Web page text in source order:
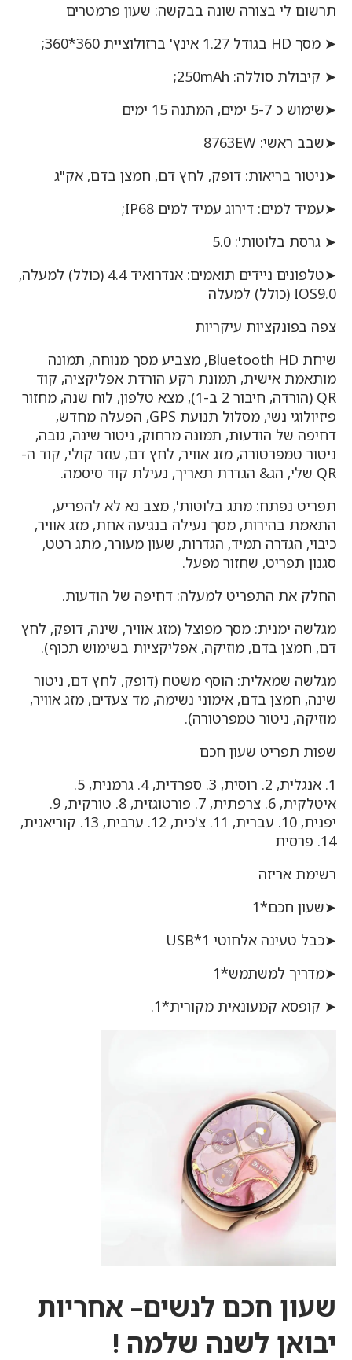
תרשום לי בצורה שונה בבקשה: שעון פרמטרים
➤ מסך HD בגודל 1.27 אינץ' ברזולוציית 360*360;
➤ קיבולת סוללה: 250mAh;
➤שימוש כ 5-7 ימים, המתנה 15 ימים
➤שבב ראשי: 8763EW
➤ניטור בריאות: דופק, לחץ דם, חמצן בדם, אק"ג
➤עמיד למים: דירוג עמיד למים IP68;
➤ גרסת בלוטות': 5.0
➤טלפונים ניידים תואמים: אנדרואיד 4.4 (כולל) למעלה,
IOS9.0 (כולל) למעלה
צפה בפונקציות עיקריות
שיחת Bluetooth HD, מצביע מסך מנוחה, תמונה
מותאמת אישית, תמונת רקע הורדת אפליקציה, קוד
QR (הורדה, חיבור 2 ב-1), מצא טלפון, לוח שנה, מחזור
פיזיולוגי נשי, מסלול תנועת GPS, הפעלה מחדש,
דחיפה של הודעות, תמונה מרחוק, ניטור שינה, גובה,
ניטור טמפרטורה, מזג אוויר, לחץ דם, עוזר קולי, קוד ה-
QR שלי, הג& הגדרת תאריך, נעילת קוד סיסמה.
תפריט נפתח: מתג בלוטות', מצב נא לא להפריע,
התאמת בהירות, מסך נעילה בנגיעה אחת, מזג אוויר,
כיבוי, הגדרה תמיד, הגדרות, שעון מעורר, מתג רטט,
סגנון תפריט, שחזור מפעל.
החלק את התפריט למעלה: דחיפה של הודעות.
מגלשה ימנית: מסך מפוצל (מזג אוויר, שינה, דופק, לחץ
דם, חמצן בדם, מוזיקה, אפליקציות בשימוש תכוף).
מגלשה שמאלית: הוסף משטח (דופק, לחץ דם, ניטור
שינה, חמצן בדם, אימוני נשימה, מד צעדים, מזג אוויר,
מוזיקה, ניטור טמפרטורה).
שפות תפריט שעון חכם
1. אנגלית, 2. רוסית, 3. ספרדית, 4. גרמנית, 5.
איטלקית, 6. צרפתית, 7. פורטוגזית, 8. טורקית, 9.
יפנית, 10. עברית, 11. צ'כית, 12. ערבית, 13. קוריאנית,
14. פרסית
רשימת אריזה
➤שעון חכם*1
➤כבל טעינה אלחוטי USB*1
➤מדריך למשתמש*1
➤ קופסא קמעונאית מקורית*1.
שעון חכם לנשים– אחריות
יבואן לשנה שלמה !